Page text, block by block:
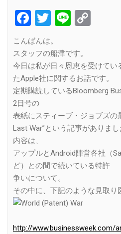
Facebook
Twitter
Line
こんばんは。
スタッフの船津です。
今日は私が日々恩恵を受けてい
たApple社に関するお話です。
定期購読しているBloomberg
2日号の
表紙にスティーブ・ジョブズの
Last War”という記事がありまし
内容は、
アップルとAndroid陣営各社（
ど）との間で続いている特許
争いについて。
その中に、下記のような見取り
http://www.businessweek.com/